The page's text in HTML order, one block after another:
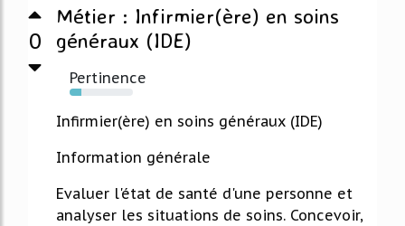
0
Métier : Infirmier(ère) en soins
généraux (IDE)
Pertinence
19%
Infirmier(ère) en soins généraux (IDE)
Information générale
Evaluer l'état de santé d'une personne et
analyser les situations de soins. Concevoir,